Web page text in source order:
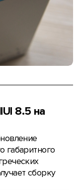
8.5 на
габаритного
сборку